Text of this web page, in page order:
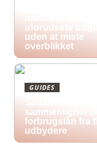
uforudsete
uden at miste
overblikket
GUIDES
sammenligner du
forbrugslån fra
udbydere